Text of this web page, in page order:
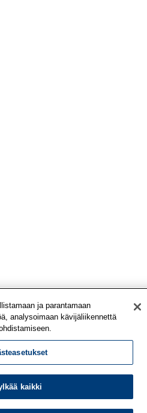
ja parantamaan
analysoimaan kävijäliikennettä
kaikki